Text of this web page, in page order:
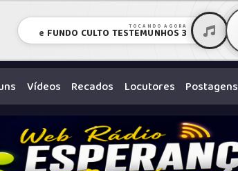
TOCANDO AGORA
e FUNDO CULTO TESTEMUNHOS 3
Vídeos Recados Locutores Postagens